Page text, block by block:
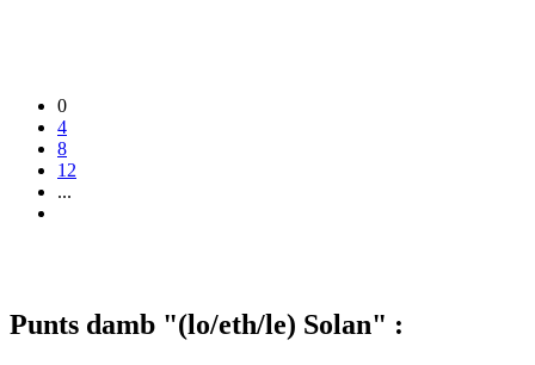
0
4
8
12
...
Punts damb "(lo/eth/le) Solan" :